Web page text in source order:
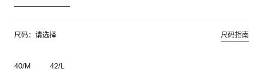
尺码：请选择 尺码指南
40/M 42/L